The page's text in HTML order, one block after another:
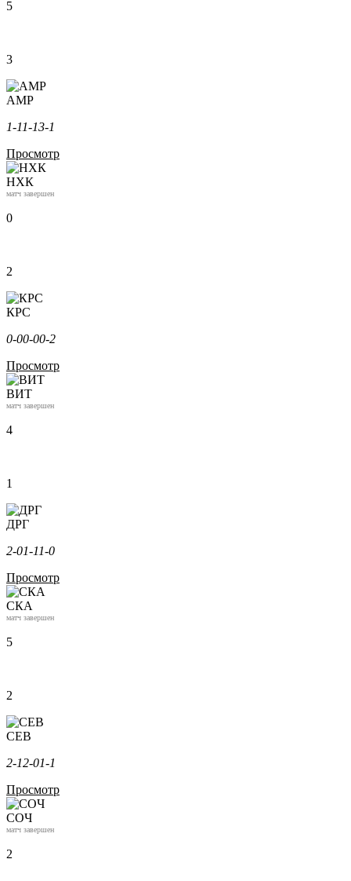
5
3
АМР
1-11-13-1
Просмотр
НХК
матч завершен
0
2
КРС
0-00-00-2
Просмотр
ВИТ
матч завершен
4
1
ДРГ
2-01-11-0
Просмотр
СКА
матч завершен
5
2
СЕВ
2-12-01-1
Просмотр
СОЧ
матч завершен
2